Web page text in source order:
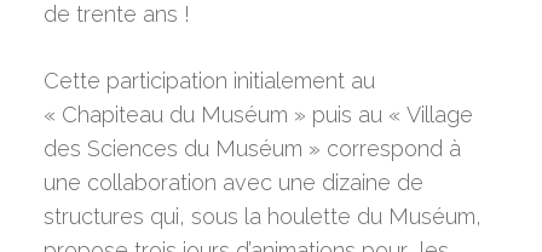
de trente ans !
Cette participation initialement au
« Chapiteau du Muséum » puis au « Village
des Sciences du Muséum » correspond à
une collaboration avec une dizaine de
structures qui, sous la houlette du Muséum,